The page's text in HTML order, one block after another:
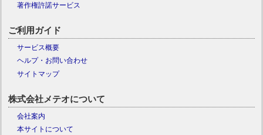
著作権許諾サービス
ご利用ガイド
サービス概要
ヘルプ・お問い合わせ
サイトマップ
株式会社メテオについて
会社案内
本サイトについて